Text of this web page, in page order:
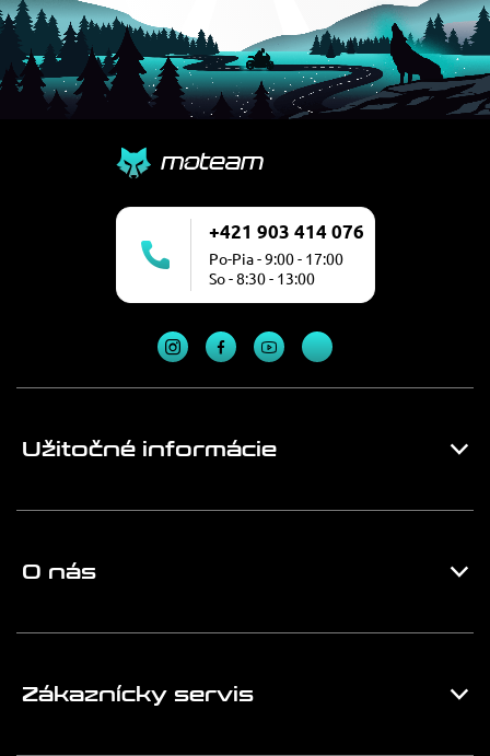
+421 903 414 076
Po-Pia - 9:00 - 17:00
So - 8:30 - 13:00
Užitočné informácie
O nás
Zákaznícky servis